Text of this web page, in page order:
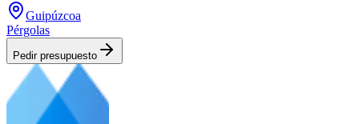
Guipúzcoa
Pérgolas
Pedir presupuesto